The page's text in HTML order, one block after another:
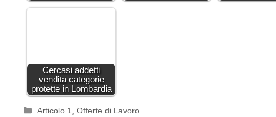
Cercasi addetti
vendita categorie
protette in Lombardia
Categorie
Articolo 1 ,Offerte di Lavoro